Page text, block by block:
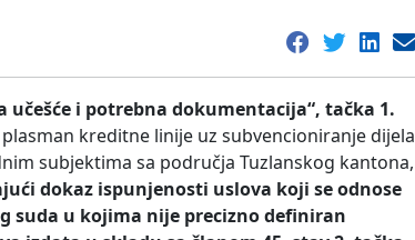
učešće i potrebna dokumentacija“, tačka 1.
kreditne linije uz subvencioniranje dijela
subjektima sa područja Tuzlanskog kantona,
dokaz ispunjenosti uslova koji se odnose
suda u kojima nije precizno definiran